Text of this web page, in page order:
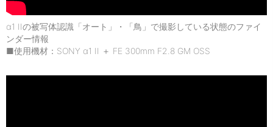
α1 IIの被写体認識「オート」・「鳥」で撮影している状態のファイ
ンダー情報
■使用機材：SONY α1 II ＋ FE 300mm F2.8 GM OSS